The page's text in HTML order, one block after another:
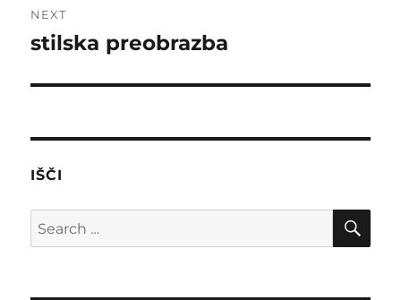
NEXT
Next
stilska preobrazba
IŠČI
Search
for: